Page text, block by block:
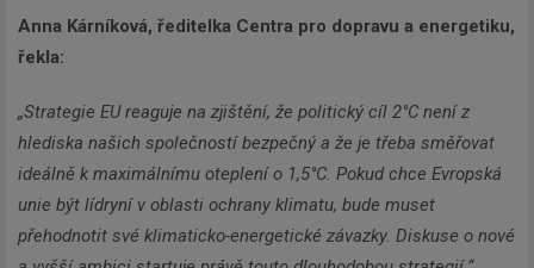
Anna Kárníková, ředitelka Centra pro dopravu a energetiku,
řekla:
„Strategie EU reaguje na zjištění, že politický cíl 2°C není z
hlediska našich společností bezpečný a že je třeba směřovat
ideálně k maximálnímu oteplení o 1,5°C. Pokud chce Evropská
unie být lídryní v oblasti ochrany klimatu, bude muset
přehodnotit své klimaticko-energetické závazky. Diskuse o nové